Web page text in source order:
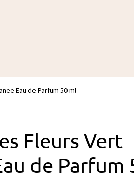
Eau de Parfum 50 ml
Fleurs Vert
de Parfum